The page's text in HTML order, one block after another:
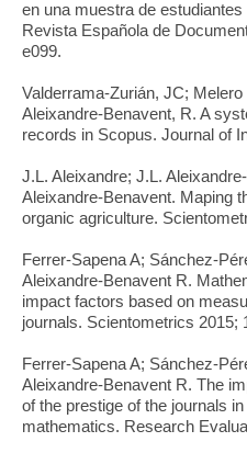
en una muestra de
Revista Española de
e099.
Valderrama-Zurián, JC;
Aleixandre-Benavent, R. A
records in Scopus. Journal of
J.L. Aleixandre; J.L.
Aleixandre-Benavent. Maping
organic agriculture.
Ferrer-Sapena A; Sánchez-
Aleixandre-Benavent R.
impact factors based on
journals. Scientometrics 2015;
Ferrer-Sapena A; Sánchez-
Aleixandre-Benavent R. The
of the prestige of the journals
mathematics. Research